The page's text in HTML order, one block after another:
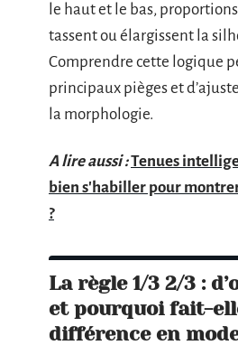
le haut et le bas,
tassent ou élargissent la
Comprendre cette logique
principaux pièges et
la morphologie.
A lire aussi :Tenues
bien s'habiller pour
?
La règle 1/3 2/3 :
et pourquoi fait-
différence en